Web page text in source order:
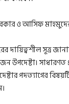
ও আসিফ মাহমুদের
দায়িত্বশীল সূত্র
উপদেষ্টা। সাধারণত
পদত্যাগের